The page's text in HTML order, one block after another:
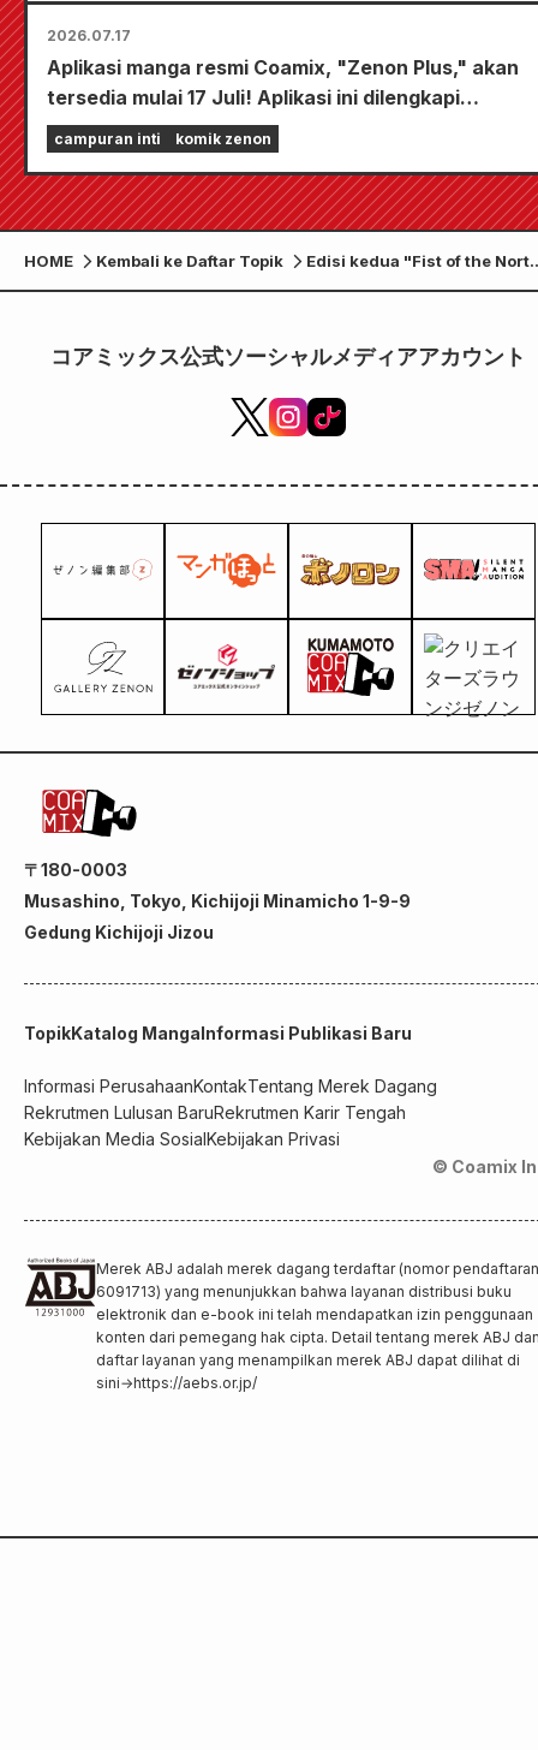
2026.07.17
Aplikasi manga resmi Coamix, "Zenon Plus," akan
tersedia mulai 17 Juli! Aplikasi ini dilengkapi
dengan berbagai fitur untuk menghibur Anda
sepenuhnya, termasuk "Pilih bab gratis pertama
Anda" dan "Pembaruan harian"!
campuran inti komik zenon
HOME Kembali ke Daftar Topik
Edisi kedua "Fist of the
terbatas!
コアミックス公式ソーシャルメディアアカウント
〒180-0003
Musashino, Tokyo, Kichijoji Minamicho 1-9-9
Gedung Kichijoji Jizou
TopikKatalog MangaInformasi Publikasi Baru
Informasi PerusahaanKontakTentang Merek Dagang
Rekrutmen Lulusan BaruRekrutmen Karir Tengah
Kebijakan Media SosialKebijakan Privasi
© Coamix
Merek ABJ adalah merek dagang terdaftar (nomor pendaftaran
6091713) yang menunjukkan bahwa layanan distribusi buku
elektronik dan e-book ini telah mendapatkan izin penggunaan
konten dari pemegang hak cipta. Detail tentang merek ABJ
daftar layanan yang menampilkan merek ABJ dapat dilihat di
sini→https://aebs.or.jp/